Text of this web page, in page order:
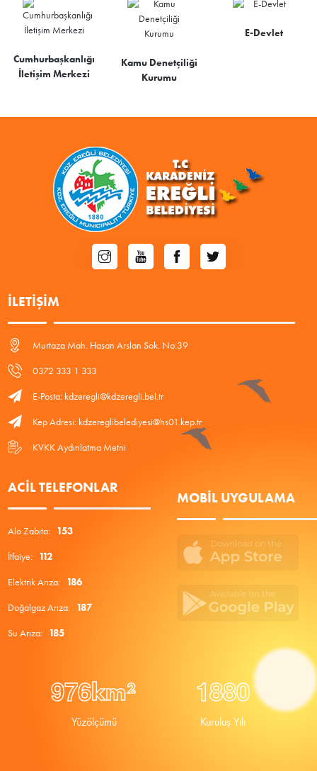
Cumhurbaşkanlığı
İletişim Merkezi
Kamu Denetçiliği
Kurumu
E-Devlet
İLETIŞIM
Murtaza Mah. Hasan Arslan Sok. No:39
0372 333 1 333
E-Posta: kdzeregli@kdzeregli.bel.tr
Kep Adresi: kdzereglibelediyesi@hs01.kep.tr
KVKK Aydınlatma Metni
ACIL TELEFONLAR
Alo Zabıta: 153
İtfaiye: 112
Elektrik Arıza: 186
Doğalgaz Arıza: 187
Su Arıza: 185
MOBIL UYGULAMA
976km²
Yüzölçümü
1880
Kuruluş Yılı